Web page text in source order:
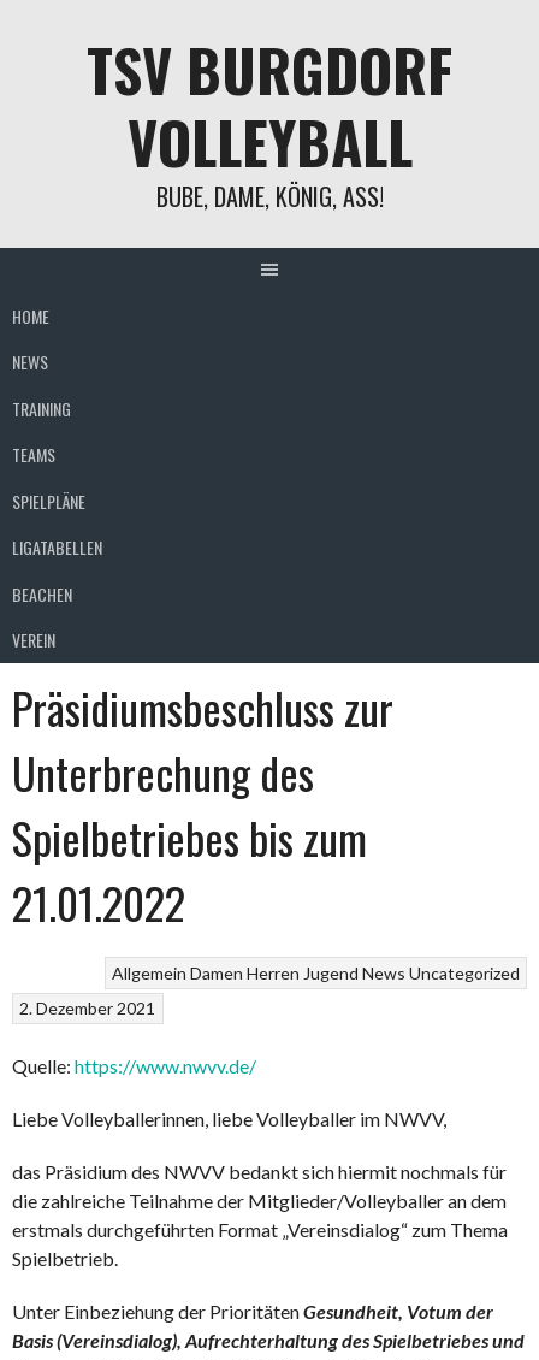
TSV BURGDORF
VOLLEYBALL
BUBE, DAME, KÖNIG, ASS!
HOME
NEWS
TRAINING
TEAMS
SPIELPLÄNE
LIGATABELLEN
BEACHEN
VEREIN
Präsidiumsbeschluss zur
Unterbrechung des
Spielbetriebes bis zum
21.01.2022
Allgemein Damen Herren Jugend News Uncategorized
2. Dezember 2021
Quelle: https://www.nwvv.de/
Liebe Volleyballerinnen, liebe Volleyballer im NWVV,
das Präsidium des NWVV bedankt sich hiermit nochmals für
die zahlreiche Teilnahme der Mitglieder/Volleyballer an dem
erstmals durchgeführten Format „Vereinsdialog“ zum Thema
Spielbetrieb.
Unter Einbeziehung der PrioritätenGesundheit, Votum der
Basis (Vereinsdialog), Aufrechterhaltung des Spielbetriebes und